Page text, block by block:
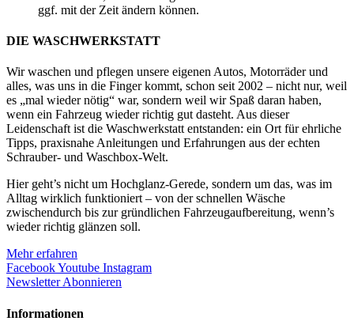
ggf. mit der Zeit ändern können.
DIE WASCHWERKSTATT
Wir waschen und pflegen unsere eigenen Autos, Motorräder und
alles, was uns in die Finger kommt, schon seit 2002 – nicht nur, weil
es „mal wieder nötig“ war, sondern weil wir Spaß daran haben,
wenn ein Fahrzeug wieder richtig gut dasteht. Aus dieser
Leidenschaft ist die Waschwerkstatt entstanden: ein Ort für ehrliche
Tipps, praxisnahe Anleitungen und Erfahrungen aus der echten
Schrauber- und Waschbox-Welt.
Hier geht’s nicht um Hochglanz-Gerede, sondern um das, was im
Alltag wirklich funktioniert – von der schnellen Wäsche
zwischendurch bis zur gründlichen Fahrzeugaufbereitung, wenn’s
wieder richtig glänzen soll.
Mehr erfahren
FacebookYoutube Instagram
Newsletter Abonnieren
Informationen